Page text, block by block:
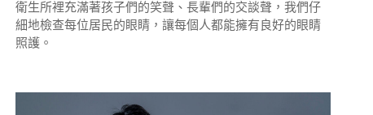
衛生所裡充滿著孩子們的笑聲、長輩們的交談聲，我們仔
細地檢查每位居民的眼睛，讓每個人都能擁有良好的眼睛
照護。